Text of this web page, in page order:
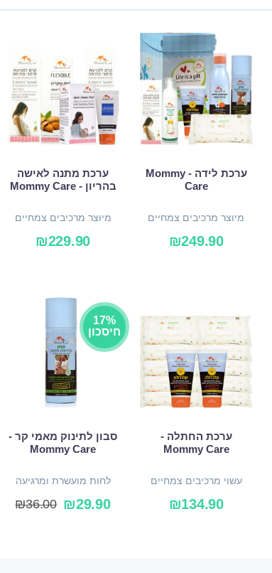
ערכת לידה - Mommy
Care
מיוצר מרכיבים צמחיים
ואורגניים₪249.90
ערכת מתנה לאישה
בהריון - Mommy Care
מיוצר מרכיבים צמחיים
ואורגניים ₪229.90
ערכת החתלה -
Mommy Care
עשוי מרכיבים צמחיים
ואורגניים ₪134.90
17%
חיסכון
סבון לתינוק מאמי קר -
Mommy Care
לחות מועשרת ומרגיעה
ל-24 שעות₪29.90
₪36.00